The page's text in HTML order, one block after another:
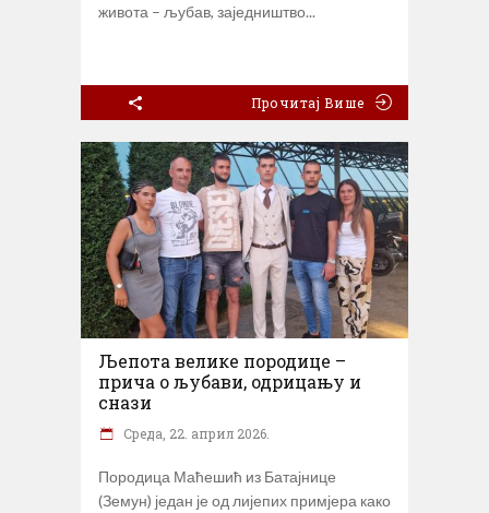
живота – љубав, заједништво
Прочитај Више
Љепота велике породице –
прича о љубави, одрицању и
снази
Cреда, 22. април 2026.
Породица Маћешић из Батајнице
(Земун) један је од лијепих примјера како